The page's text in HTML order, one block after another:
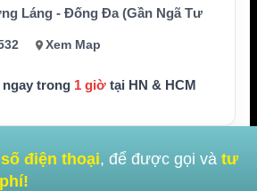
Láng - Đống Đa (Gần Ngã Tư
Xem Map
ngay trong 1 giờ tại HN & HCM
số điện thoại, để được gọi và tư